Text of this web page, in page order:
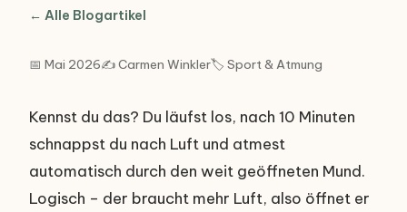
← Alle Blogartikel
📅 Mai 2026✍️ Carmen Winkler🏷️ Sport & Atmung
Kennst du das? Du läufst los, nach 10 Minuten
schnappst du nach Luft und atmest
automatisch durch den weit geöffneten Mund.
Logisch – der braucht mehr Luft, also öffnet er